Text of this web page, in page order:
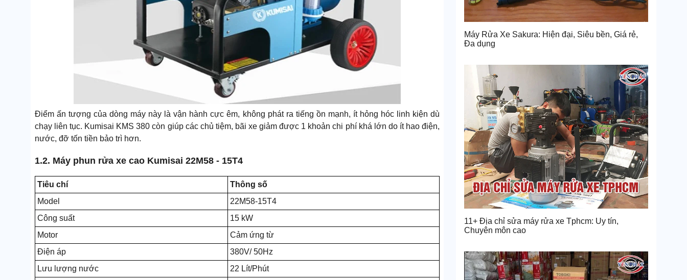
Điểm ấn tượng của dòng máy này là vận hành cực êm, không phát ra tiếng ồn mạnh, ít hỏng hóc linh kiện dù
chạy liên tục. Kumisai KMS 380 còn giúp các chủ tiệm, bãi xe giảm được 1 khoản chi phí khá lớn do ít hao điện,
nước, đỡ tốn tiền bảo trì hơn.
1.2. Máy phun rửa xe cao Kumisai 22M58 - 15T4
Tiêu chí
Thông số
Model
22M58-15T4
Công suất
15 kW
Motor
Cảm ứng từ
Điện áp
380V/ 50Hz
Lưu lượng nước
22 Lít/Phút
Máy Rửa Xe Sakura: Hiện đại, Siêu bền, Giá rẻ,
Đa dụng
11+ Địa chỉ sửa máy rửa xe Tphcm: Uy tín,
Chuyên môn cao